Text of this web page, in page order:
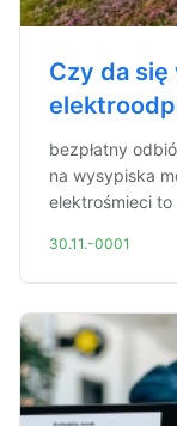
Czy da
bezpłatny
na wysypiska
elektrośmieci
30.11.-0001